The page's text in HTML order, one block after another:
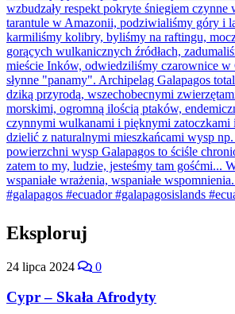
Eksploruj
24 lipca 2024 0
Cypr – Skała Afrodyty